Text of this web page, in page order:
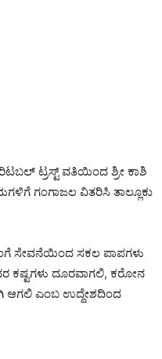
ಟ್ರಸ್ಟ್ ವತಿಯಿಂದ ಶ್ರೀ ಕಾಶಿ
ಗಂಗಾಜಲ ವಿತರಿಸಿ ತಾಲ್ಲೂಕು
ಸೇವನೆಯಿಂದ ಸಕಲ ಪಾಪಗಳು
ಕಷ್ಟಗಳು ದೂರವಾಗಲಿ, ಕರೋನ
ಆಗಲಿ ಎಂಬ ಉದ್ದೇಶದಿಂದ